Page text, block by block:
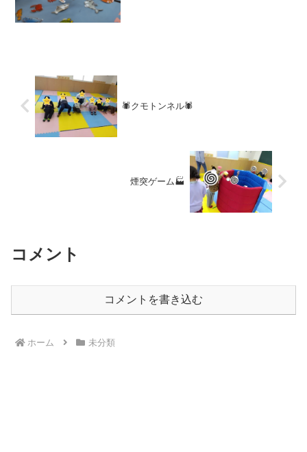
🕷クモトンネル🕷
煙突ゲーム🏭
コメント
コメントを書き込む
ホーム 未分類